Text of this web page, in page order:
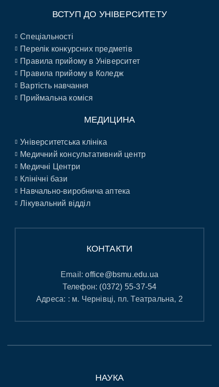
ВСТУП ДО УНІВЕРСИТЕТУ
Спеціальності
Перелік конкурсних предметів
Правила прийому в Університет
Правила прийому в Коледж
Вартість навчання
Приймальна коміся
МЕДИЦИНА
Університетська клініка
Медичний консультативний центр
Медичні Центри
Клінічні бази
Навчально-виробнича аптека
Лікувальний відділ
КОНТАКТИ
Email:office@bsmu.edu.ua
Телефон: (0372) 55-37-54
Адреса: : м. Чернівці, пл. Театральна, 2
НАУКА